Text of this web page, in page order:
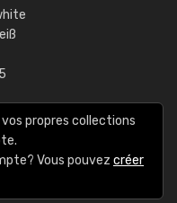
propres collections
Vous pouvez créer